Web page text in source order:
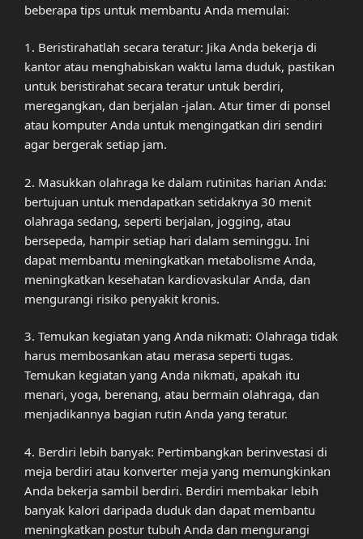
beberapa tips untuk membantu Anda memulai:
1. Beristirahatlah secara teratur: Jika Anda bekerja di
kantor atau menghabiskan waktu lama duduk, pastikan
untuk beristirahat secara teratur untuk berdiri,
meregangkan, dan berjalan -jalan. Atur timer di ponsel
atau komputer Anda untuk mengingatkan diri sendiri
agar bergerak setiap jam.
2. Masukkan olahraga ke dalam rutinitas harian Anda:
bertujuan untuk mendapatkan setidaknya 30 menit
olahraga sedang, seperti berjalan, jogging, atau
bersepeda, hampir setiap hari dalam seminggu. Ini
dapat membantu meningkatkan metabolisme Anda,
meningkatkan kesehatan kardiovaskular Anda, dan
mengurangi risiko penyakit kronis.
3. Temukan kegiatan yang Anda nikmati: Olahraga tidak
harus membosankan atau merasa seperti tugas.
Temukan kegiatan yang Anda nikmati, apakah itu
menari, yoga, berenang, atau bermain olahraga, dan
menjadikannya bagian rutin Anda yang teratur.
4. Berdiri lebih banyak: Pertimbangkan berinvestasi di
meja berdiri atau konverter meja yang memungkinkan
Anda bekerja sambil berdiri. Berdiri membakar lebih
banyak kalori daripada duduk dan dapat membantu
meningkatkan postur tubuh Anda dan mengurangi